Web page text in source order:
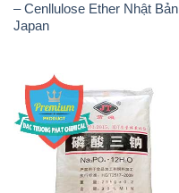
– Cenllulose Ether Nhật Bản
Japan